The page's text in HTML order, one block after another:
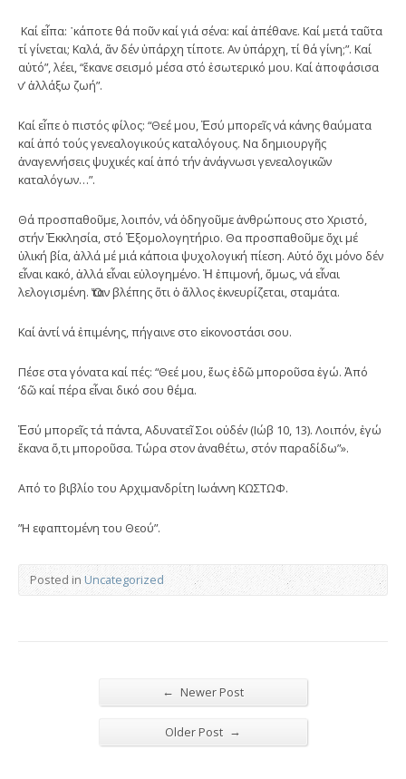
Καί εἶπα: ῾κάποτε θά ποῦν καί γιά σένα: καί ἀπέθανε. Καί μετά ταῦτα
τί γίνεται; Καλά, ἄν δέν ὑπάρχη τίποτε. Αν ὑπάρχη, τί θά γίνη;”. Καί
αὐτό”, λέει, “ἔκανε σεισμό μέσα στό ἐσωτερικό μου. Καί ἀποφάσισα
ν’ ἀλλάξω ζωή”.
Καί εἶπε ὁ πιστός φίλος: “Θεέ μου, Ἐσύ μπορεῖς νά κάνης θαύματα
καί ἀπό τούς γενεαλογικούς καταλόγους. Να δημιουργῆς
ἀναγεννήσεις ψυχικές καί ἀπό τήν ἀνάγνωσι γενεαλογικῶν
καταλόγων…”.
Θά προσπαθοῦμε, λοιπόν, νά ὁδηγοῦμε ἀνθρώπους στο Χριστό,
στήν Ἐκκλησία, στό Ἐξομολογητήριο. Θα προσπαθοῦμε ὄχι μέ
ὑλική βία, ἀλλά μέ μιά κάποια ψυχολογική πίεση. Αὐτό ὄχι μόνο δέν
εἶναι κακό, ἀλλά εἶναι εὐλογημένο. Ἡ ἐπιμονή, ὅμως, νά εἶναι
λελογισμένη. Ὅταν βλέπης ὅτι ὁ ἄλλος ἐκνευρίζεται, σταμάτα.
Καί ἀντί νά ἐπιμένης, πήγαινε στο εἰκονοστάσι σου.
Πέσε στα γόνατα καί πές: “Θεέ μου, ἕως ἐδῶ μποροῦσα ἐγώ. Ἀπό
‘δῶ καί πέρα εἶναι δικό σου θέμα.
Ἐσύ μπορεῖς τά πάντα, Αδυνατεῖ Σοι οὐδέν (Ιώβ 10, 13). Λοιπόν, ἐγώ
ἔκανα ὅ,τι μποροῦσα. Τώρα στον ἀναθέτω, στόν παραδίδω”».
Από το βιβλίο του Αρχιμανδρίτη Ιωάννη ΚΩΣΤΩΦ.
”Η εφαπτομένη του Θεού”.
Posted in Uncategorized
← Newer Post
Older Post →